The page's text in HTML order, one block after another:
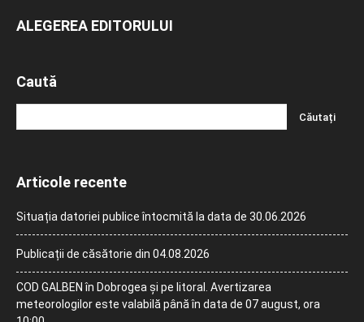
ALEGEREA EDITORULUI
Caută
Articole recente
Situația datoriei publice întocmită la data de 30.06.2026
Publicații de căsătorie din 04.08.2026
COD GALBEN în Dobrogea și pe litoral. Avertizarea
meteorologilor este valabilă până în data de 07 august, ora